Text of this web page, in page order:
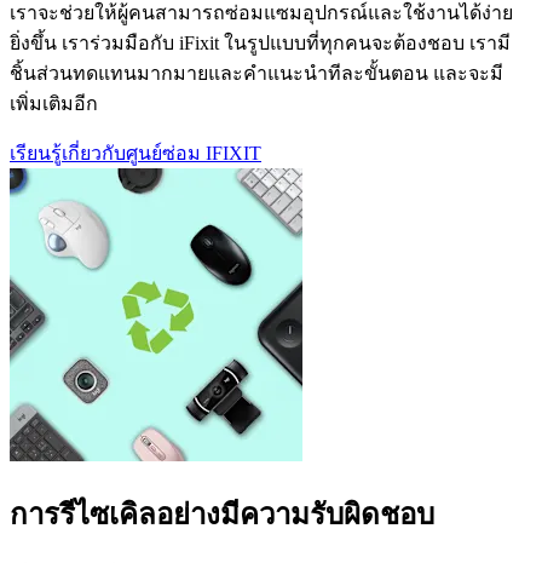
เราจะช่วยให้ผู้คนสามารถซ่อมแซมอุปกรณ์และใช้งานได้ง่าย
ยิ่งขึ้น เราร่วมมือกับ iFixit ในรูปแบบที่ทุกคนจะต้องชอบ เรามี
ชิ้นส่วนทดแทนมากมายและคำแนะนำทีละขั้นตอน และจะมี
เพิ่มเติมอีก
เรียนรู้เกี่ยวกับศูนย์ซ่อม IFIXIT
การรีไซเคิลอย่างมีความรับผิดชอบ